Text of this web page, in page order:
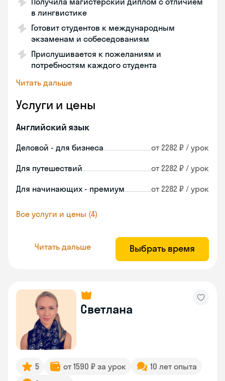
в лингвистике
Готовит студентов к международным
экзаменам и собеседованиям
Прислушивается к пожеланиям и
потребностям каждого студента
Читать дальше
Услуги и цены
Английский язык
Деловой - для бизнеса от 2282 ₽ / урок
Для путешествий от 2282 ₽ / урок
Для начинающих - премиум от 2282 ₽ / урок
Все услуги и цены (4)
Читать дальше Выбрать время
Светлана
5 от 1590 ₽ за урок
10 лет опыта